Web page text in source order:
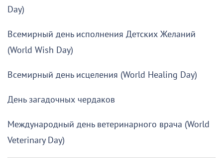
Day)
Всемирный день исполнения Детских Желаний
(World Wish Day)
Всемирный день исцеления (World Healing Day)
День загадочных чердаков
Международный день ветеринарного врача (World
Veterinary Day)